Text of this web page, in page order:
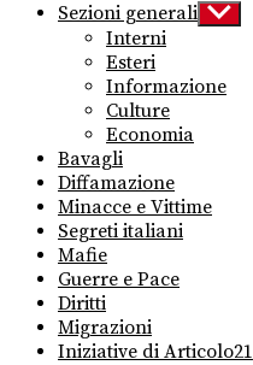
Sezioni generali Show
sub
Interni
Esteri
Informazione
Culture
Economia
Bavagli
Diffamazione
Minacce e Vittime
Segreti italiani
Mafie
Guerre e Pace
Diritti
Migrazioni
Iniziative di Articolo21